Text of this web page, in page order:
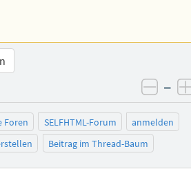
–
Foren SELFHTML-Forum
anmelden
Beitrag im Thread-Baum